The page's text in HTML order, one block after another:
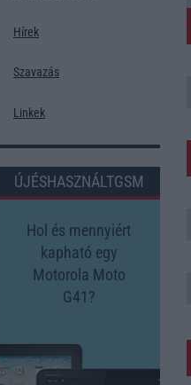
Hírek
Szavazás
Linkek
ÚJÉSHASZNÁLTGSM
Hol és mennyiért
kapható egy
Motorola Moto
G41?